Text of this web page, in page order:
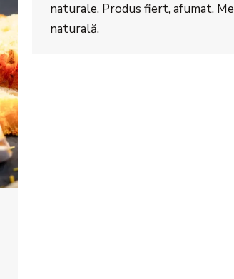
naturale. Produs fiert, afumat.
naturală.